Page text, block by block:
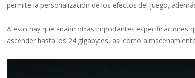
permite la personalización de los efectos del juego,
A esto hay que añadir otras importantes especificaciones
ascender hasta los 24 gigabytes, así como